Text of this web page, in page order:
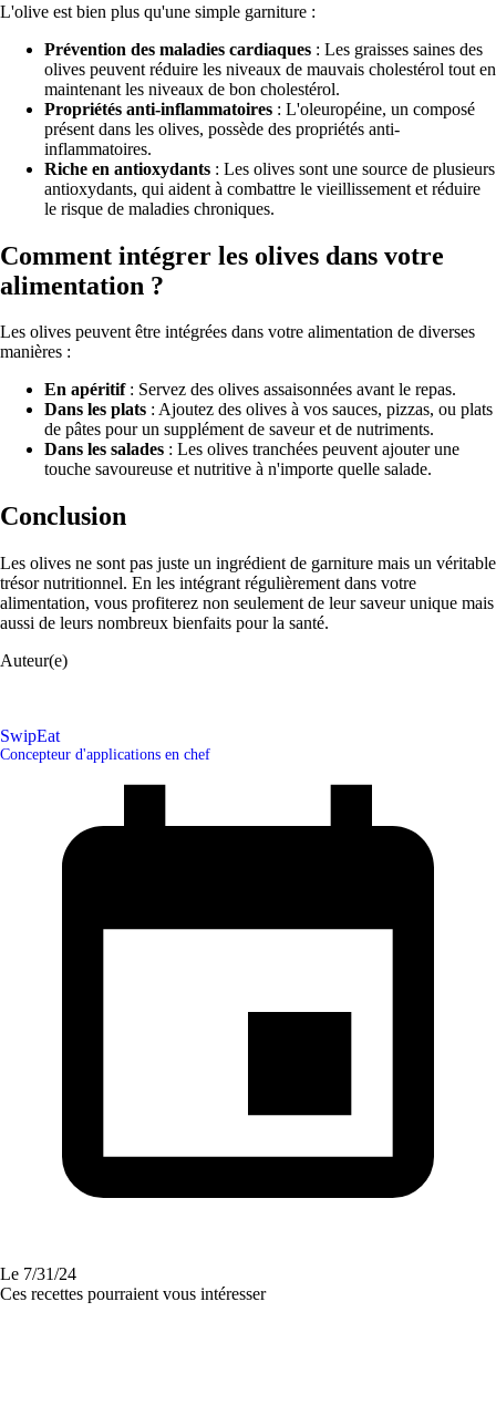
L'olive est bien plus qu'une simple garniture :
Prévention des maladies cardiaques : Les graisses saines des
olives peuvent réduire les niveaux de mauvais cholestérol tout en
maintenant les niveaux de bon cholestérol.
Propriétés anti-inflammatoires : L'oleuropéine, un composé
présent dans les olives, possède des propriétés anti-
inflammatoires.
Riche en antioxydants : Les olives sont une source de plusieurs
antioxydants, qui aident à combattre le vieillissement et réduire
le risque de maladies chroniques.
Comment intégrer les olives dans votre
alimentation ?
Les olives peuvent être intégrées dans votre alimentation de diverses
manières :
En apéritif: Servez des olives assaisonnées avant le repas.
Dans les plats : Ajoutez des olives à vos sauces, pizzas, ou plats
de pâtes pour un supplément de saveur et de nutriments.
Dans les salades : Les olives tranchées peuvent ajouter une
touche savoureuse et nutritive à n'importe quelle salade.
Conclusion
Les olives ne sont pas juste un ingrédient de garniture mais un véritable
trésor nutritionnel. En les intégrant régulièrement dans votre
alimentation, vous profiterez non seulement de leur saveur unique mais
aussi de leurs nombreux bienfaits pour la santé.
Auteur(e)
SwipEat
Concepteur d'applications en chef
Le 7/31/24
Ces recettes pourraient vous intéresser